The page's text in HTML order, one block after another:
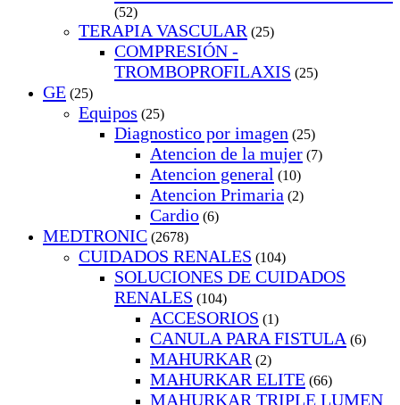
(52)
TERAPIA VASCULAR (25)
COMPRESIÓN -
TROMBOPROFILAXIS (25)
GE (25)
Equipos (25)
Diagnostico por imagen (25)
Atencion de la mujer (7)
Atencion general (10)
Atencion Primaria (2)
Cardio (6)
MEDTRONIC (2678)
CUIDADOS RENALES (104)
SOLUCIONES DE CUIDADOS
RENALES (104)
ACCESORIOS (1)
CANULA PARA FISTULA (6)
MAHURKAR (2)
MAHURKAR ELITE (66)
MAHURKAR TRIPLE LUMEN